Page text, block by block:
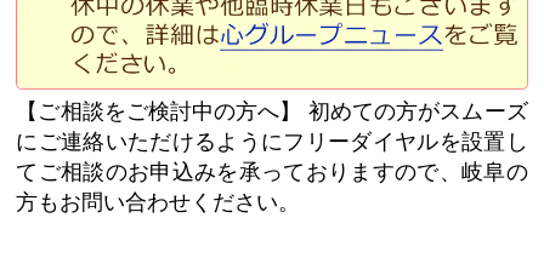
【ご相談をご検討中の方へ】
初めての方がスムーズ
にご連絡いただけるようにフリーダイヤルを設置し
てご相談のお申込みを承っておりますので、岐阜の
方もお問い合わせください。